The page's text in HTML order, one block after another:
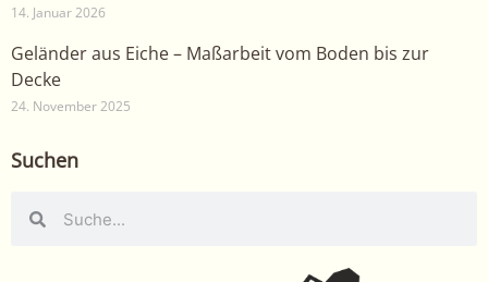
14. Januar 2026
Geländer aus Eiche – Maßarbeit vom Boden bis zur
Decke
24. November 2025
Suchen